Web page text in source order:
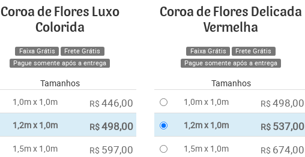
Coroa de Flores Luxo
Colorida
Faixa Grátis
Frete Grátis
Pague somente após a entrega
Tamanhos
1,0m x 1,0m
R$ 446,00
1,2m x 1,0m R$498,00
1,5m x 1,0m R$ 597,00
Coroa de Flores Delicada
Vermelha
Faixa Grátis
Frete Grátis
Pague somente após a entrega
Tamanhos
1,0m x 1,0m
R$ 498,00
1,2m x 1,0m R$ 537,00
1,5m x 1,0m R$ 674,00